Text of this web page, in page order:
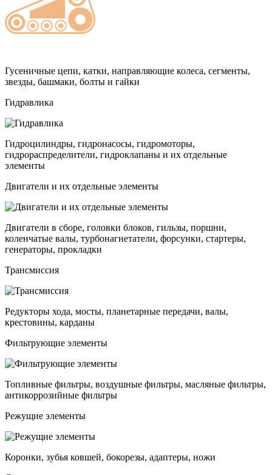
Гусеничные цепи, катки, направляющие колеса, сегменты,
звезды, башмаки, болты и гайки
Гидравлика
Гидроцилиндры, гидронасосы, гидромоторы,
гидрораспределители, гидроклапаны и их отдельные
элементы
Двигатели и их отдельные элементы
Двигатели в сборе, головки блоков, гильзы, поршни,
коленчатые валы, турбонагнетатели, форсунки, стартеры,
генераторы, прокладки
Трансмиссия
Редукторы хода, мосты, планетарные передачи, валы,
крестовины, карданы
Фильтрующие элементы
Топливные фильтры, воздушные фильтры, масляные фильтры,
антикоррозийные фильтры
Режущие элементы
Коронки, зубья ковшей, бокорезы, адаптеры, ножи